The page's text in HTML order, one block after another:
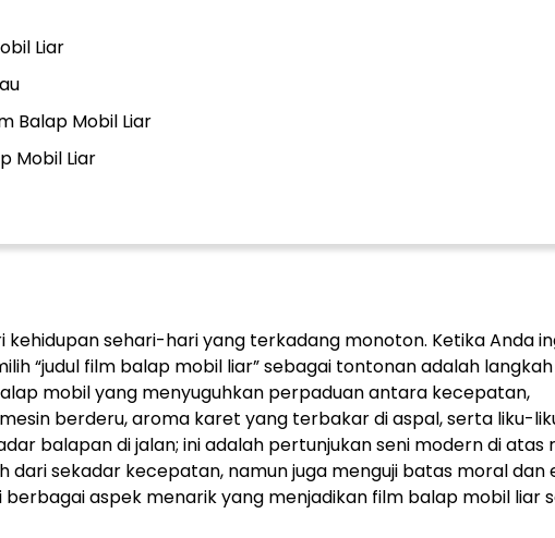
Liar
Balap Mobil Liar
Mobil Liar
kehidupan sehari-hari yang terkadang monoton. Ketika Anda
“judul film balap mobil liar” sebagai tontonan adalah
mobil yang menyuguhkan perpaduan antara kecepatan,
berderu, aroma karet yang terbakar di aspal, serta liku-
balapan di jalan; ini adalah pertunjukan seni modern di atas
dari sekadar kecepatan, namun juga menguji batas moral dan
aspek menarik yang menjadikan film balap mobil liar